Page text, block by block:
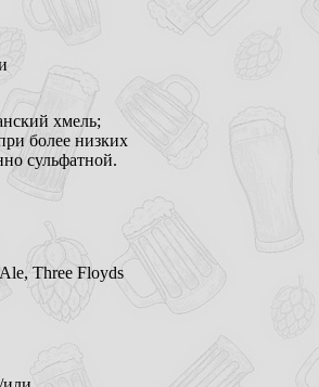
хмель;
более низких
сульфатной.
Three Floyds